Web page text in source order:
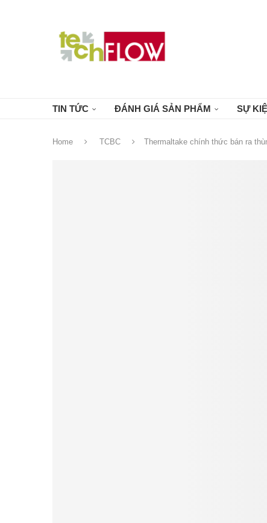
TIN TỨC ĐÁNH GIÁ SẢN PHẨM SỰ
Home TCBC Thermaltake chính thức bán ra